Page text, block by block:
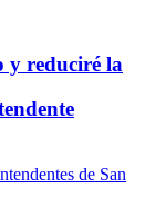
y reduciré la